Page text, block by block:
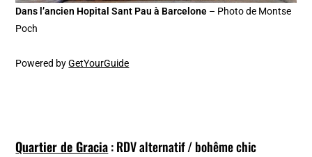
Dans l’ancien Hopital Sant Pau à Barcelone – Photo de Montse
Poch
Powered byGetYourGuide
Quartier de Gracia: RDV alternatif / bohême chic